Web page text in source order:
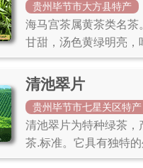
贵州毕节市大方县特产
海马宫茶属黄茶类名
甘甜，汤色黄绿明亮
清池翠片
贵州毕节市七星关区特产
清池翠片为特种绿茶
茶.标准。它具有独特